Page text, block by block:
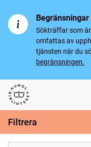
Sökträffar som
omfattas av
tjänsten när du
begränsningen.
Svenska tidningar
Filtrera